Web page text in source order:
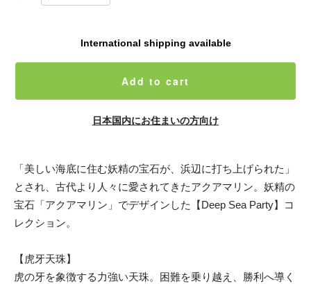
International shipping available
Add to cart
日本国内にお住まいの方向け
「美しい海底に住む妖精の宝石が、浜辺に打ち上げられた」
とされ、古代より人々に愛されてきたアクアマリン。妖精の
宝石「アクアマリン」でデザインした【Deep Sea Party】コ
レクション。
【虎牙天珠】
虎の牙を象徴する力強い天珠。困難を乗り越え、勝利へ導く